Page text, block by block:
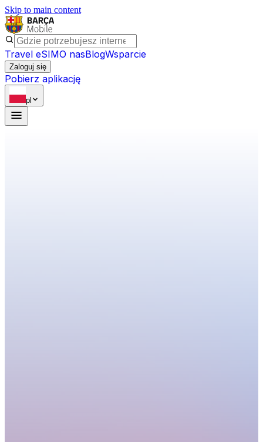
Skip to main content
Travel eSIMO nasBlogWsparcie
Zaloguj się
Pobierz aplikację
pl